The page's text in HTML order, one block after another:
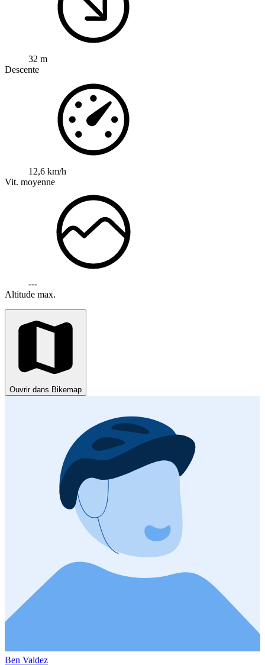
32 m
Descente
12,6 km/h
Vit. moyenne
---
Altitude max.
Ouvrir dans Bikemap
Ben Valdez